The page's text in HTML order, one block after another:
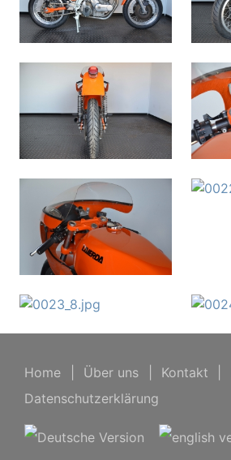
Home Über uns Kontakt
Datenschutzerklärung